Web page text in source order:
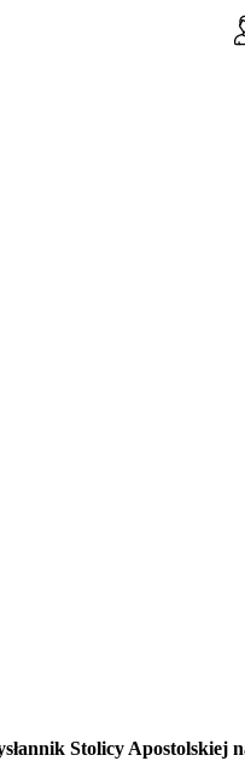
Stolicy Apostolskiej